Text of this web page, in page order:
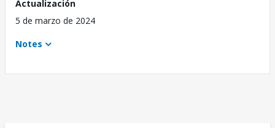
Actualización
5 de marzo de 2024
Notes